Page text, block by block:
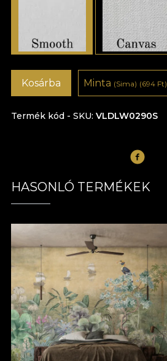
Termék kód - SKU VLDLW0290S
Kosárba Minta (Sima) (694 Ft)
HASONLÓ TERMÉKEK